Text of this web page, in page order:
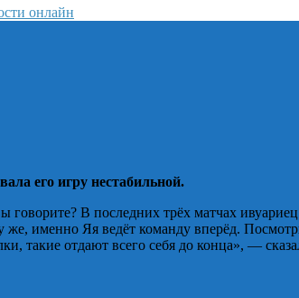
его игру нестабильной.
В последних трёх матчах
именно Яя ведёт команду вперёд.
такие отдают всего себя до конца», —